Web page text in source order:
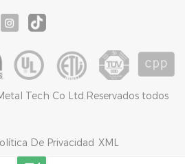
Tech Co Ltd.Reservados todos
De Privacidad XML